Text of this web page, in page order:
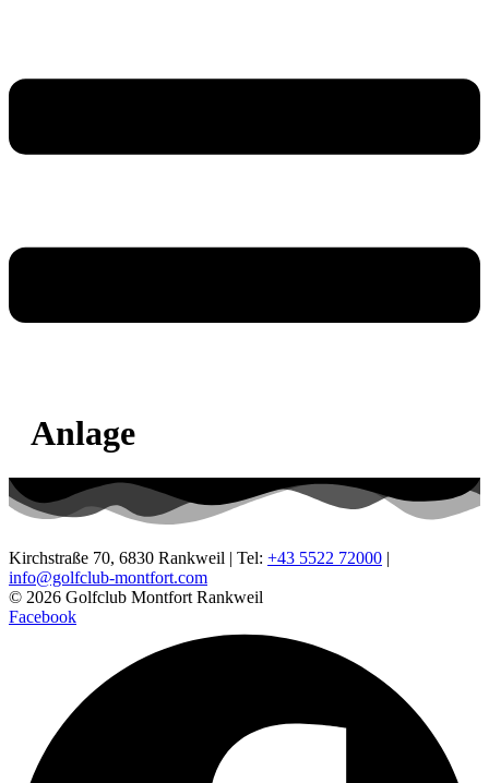
Anlage
Kirchstraße 70, 6830 Rankweil | Tel: +43 5522 72000 |
info@golfclub-montfort.com
© 2026 Golfclub Montfort Rankweil
Facebook